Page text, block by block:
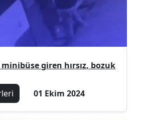
giren hırsız, bozuk
01 Ekim 2024